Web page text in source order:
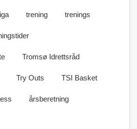
trening trenings
Tromsø Idrettsråd
Try Outs TSI Basket
årsberetning